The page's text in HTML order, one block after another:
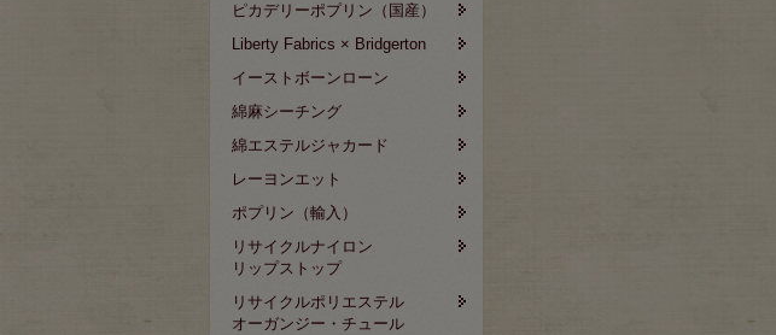
ピカデリーポプリン（国産）
Liberty Fabrics × Bridgerton
イーストボーンローン
綿麻シーチング
綿エステルジャカード
レーヨンエット
ポプリン（輸入）
リサイクルナイロン
リップストップ
リサイクルポリエステル
オーガンジー・チュール